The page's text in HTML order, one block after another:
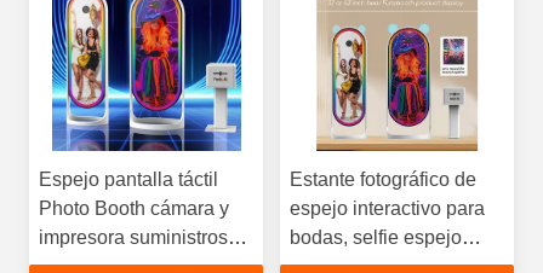
Espejo pantalla táctil
Photo Booth cámara y
impresora suministros
de la fiesta de bodas de
Estante fotográfico de
espejo interactivo para
bodas, selfie espejo
mágico con cámara